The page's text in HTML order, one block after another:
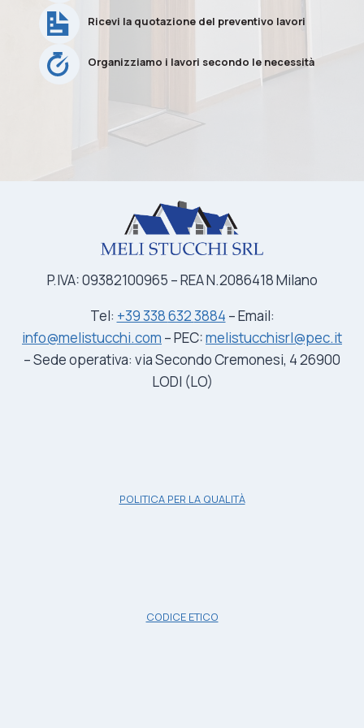
Ricevi la quotazione del preventivo lavori
Organizziamo i lavori secondo le necessità
P.IVA: 09382100965 – REA N.2086418 Milano
Tel: +39 3386323884 – Email:
info@melistucchi.com – PEC:melistucchisrl@pec.it
– Sede operativa: via Secondo Cremonesi, 4 26900
LODI (LO)
POLITICA PER LA QUALITÀ
CODICE ETICO